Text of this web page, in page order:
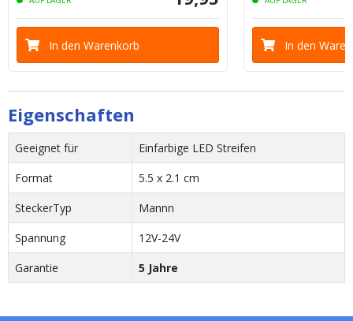
In den Warenkorb In den
Eigenschaften
Geeignet für
Einfarbige LED Streifen
Format
5.5 x 2.1 cm
SteckerTyp
Mannn
Spannung
12V-24V
Garantie
5 Jahre